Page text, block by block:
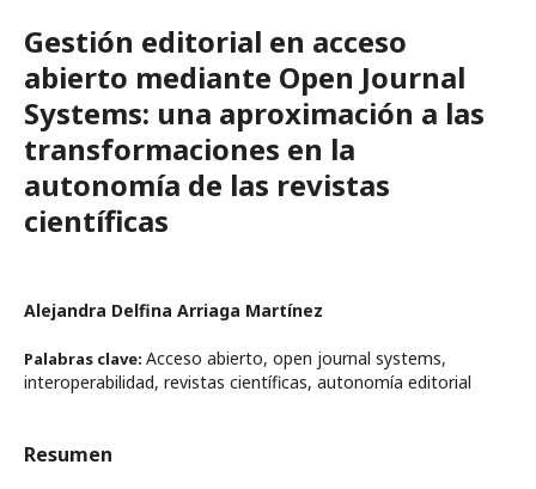
Gestión editorial en acceso
abierto mediante Open Journal
Systems: una aproximación a las
transformaciones en la
autonomía de las revistas
científicas
Alejandra Delfina Arriaga Martínez
Palabras clave: Acceso abierto, open journal systems,
interoperabilidad, revistas científicas, autonomía editorial
Resumen